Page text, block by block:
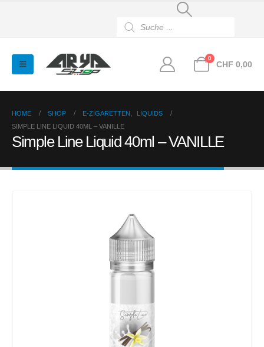
search
0
CHF 0,00
HOME SHOP E-ZIGARETTEN
LIQUIDS
SIMPLE LINE LIQUID 40ML – VANILLE
Simple Line Liquid 40ml – VANILLE